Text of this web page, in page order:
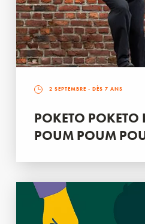
2 SEPTEMBRE - DÈS 7 ANS
POKETO POKETO
POUM POUM